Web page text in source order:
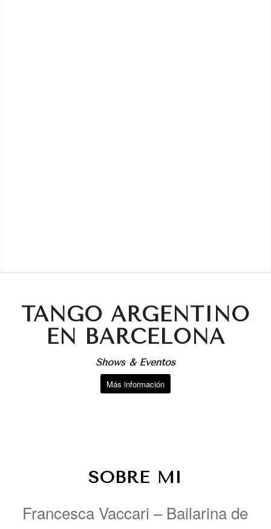
TANGO ARGENTINO
EN BARCELONA
Shows & Eventos
Más información
SOBRE MI
Francesca Vaccari – Bailarina de